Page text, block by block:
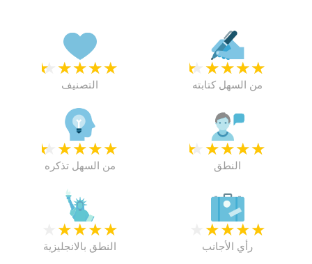
★
★
★
★
★
التصنيف
★
★
★
★
★
من السهل كتابته
★
★
★
★
★
من السهل تذكره
★
★
★
★
★
النطق
★
★
★
★
النطق بالانجليزية
★
★
★
★
رأي الأجانب